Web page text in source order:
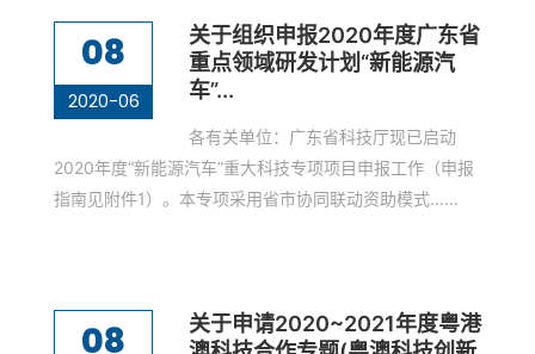
08
2020-06
关于组织申报2020年度广东省
重点领域研发计划“新能源汽
车”...
各有关单位：广东省科技厅现已启动
2020年度“新能源汽车”重大科技专项项目申报工作（申报
指南见附件1）。本专项采用省市协同联动资助模式……
08
关于申请2020~2021年度粤港